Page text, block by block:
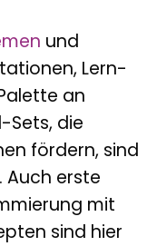
und
Lern-
an
Sets, die
fördern, sind
Auch erste
mit
sind hier